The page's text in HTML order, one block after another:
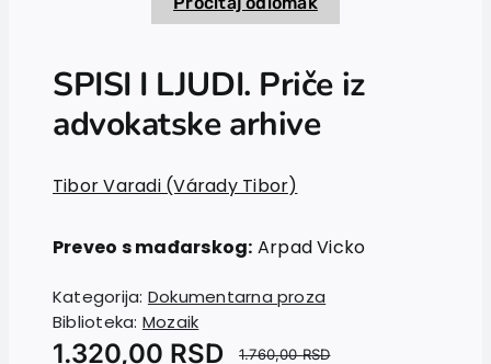
SPISI I LJUDI. Priče iz
advokatske arhive
Tibor Varadi (Várady Tibor)
Preveo s mađarskog: Arpad Vicko
Kategorija: Dokumentarna proza
Biblioteka: Mozaik
1.760,00RSD
1.320,00 RSD